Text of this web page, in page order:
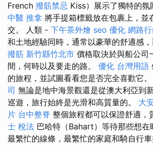
French 撥筋禁忌 Kiss）展示了獨特的氛
中醫 推拿 將手提箱標籤放在包裹上，並
交。 人類 - 下午茶外燴 seo 優化 網路
和土地經驗同時，通常以豪華的舒適感，
撥筋 新竹縣竹北市 價格取決於與船公司
間，何時以及要走的路。 優化 台灣用語
的旅程，並試圖看看您是否完全喜歡它。
司 無論是地中海景觀還是從澳大利亞到
巡遊，旅行始終是光滑和高質量的。 大
片 台中整脊 整個旅程都可以保證舒適，
士 稅法 巴哈特（Bahart）等待那些想在
最繁忙的線條，最繁忙的家庭和騎自行